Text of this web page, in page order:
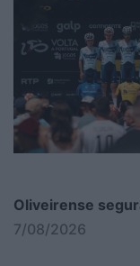
Oliveirense
7/08/2026